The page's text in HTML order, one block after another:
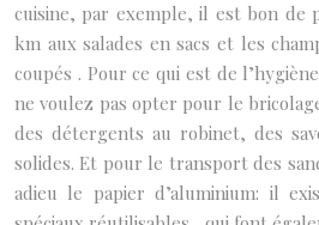
cuisine, par exemple, il est bon de
km aux salades en sacs et les
coupés . Pour ce qui est de
ne voulez pas opter pour le
des détergents au robinet, des
solides. Et pour le transport des
adieu le papier d’aluminium: il